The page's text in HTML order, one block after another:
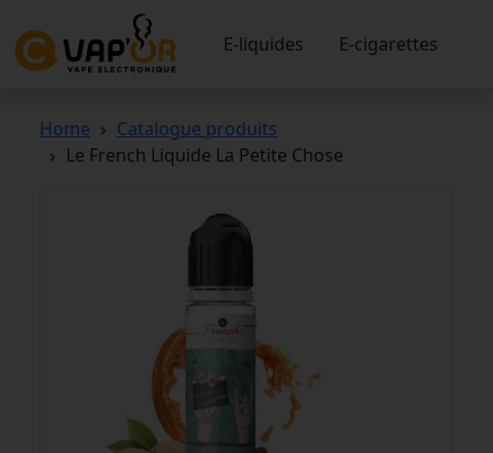
E-liquides E-cigarettes
Home
Catalogue produits
Le French Liquide La Petite Chose